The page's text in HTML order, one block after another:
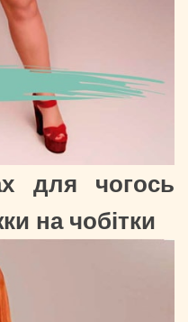
для чогось
на чобітки